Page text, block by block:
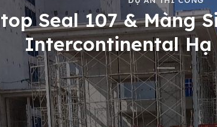
Seal 107 & Màng
Intercontinental Hạ